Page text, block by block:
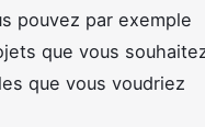
pouvez par exemple
que vous
que vous voudriez